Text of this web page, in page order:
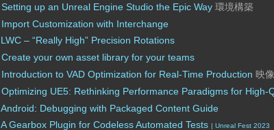
Setting up an Unreal Engine Studio the Epic Way環境構築
Import Customization with Interchange
LWC – “Really High” Precision Rotations
Create your own asset library for your teams
Introduction to VAD Optimization for Real-Time Production 映
Optimizing UE5: Rethinking Performance Paradigms for High-
Android: Debugging with Packaged Content Guide
A Gearbox Plugin for Codeless Automated Tests | Unreal Fest 2023